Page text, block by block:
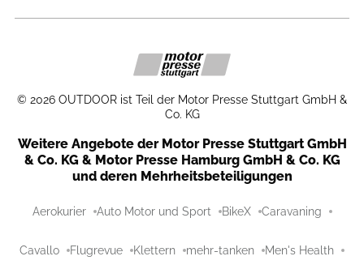
© 2026 OUTDOOR ist Teil der Motor Presse Stuttgart GmbH &
Co. KG
Weitere Angebote der Motor Presse Stuttgart GmbH
& Co. KG & Motor Presse Hamburg GmbH & Co. KG
und deren Mehrheitsbeteiligungen
Aerokurier Auto Motor und Sport BikeX Caravaning
Cavallo Flugrevue Klettern mehr-tanken Men's Health